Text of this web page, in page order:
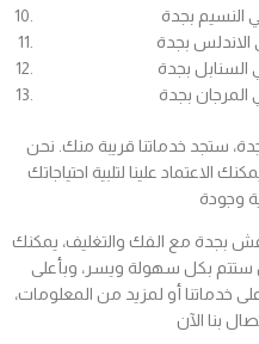
ستجد خدماتنا قريبة منك. نحن
علينا لتلبية احتياجاتك
بجدة مع الفك والتغليف، يمكنك
ستتم بكل سهولة ويسر، وبأعلى
خدماتنا أو لمزيد من المعلومات،